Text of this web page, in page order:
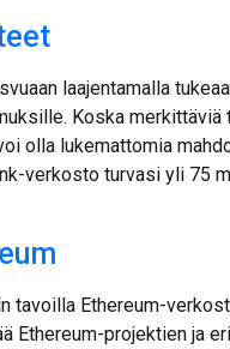
laajentamalla
Koska
olla lukemattomia
verkosto turvasi yli 75
tavoilla Ethereum-
Ethereum-projektien ja